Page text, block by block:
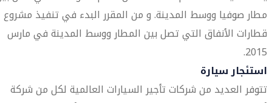
مطار صوفيا ووسط المدينة. و من المقرر البدء في تنفيذ مشروع
قطارات الأنفاق التي تصل بين المطار ووسط المدينة في مارس
2015.
استئجار سيارة
تتوفر العديد من شركات تأجير السيارات العالمية لكل من شركة